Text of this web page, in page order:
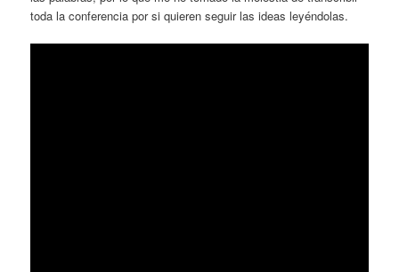
toda la conferencia por si quieren seguir las ideas leyéndolas.